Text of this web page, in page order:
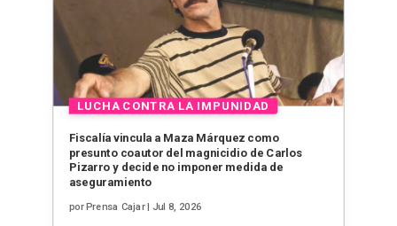
Fiscalía vincula a Maza Márquez como
presunto coautor del magnicidio de Carlos
Pizarro y decide no imponer medida de
aseguramiento
por Prensa Cajar| Jul 8, 2026